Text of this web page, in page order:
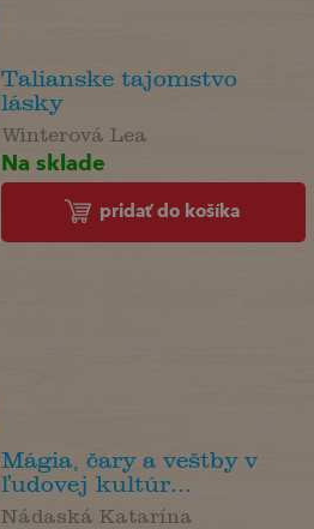
Talianske tajomstvo
lásky
Winterová Lea
Na sklade
pridať do košíka
Mágia, čary a veštby v
ľudovej kultúr...
Nádaská Katarína